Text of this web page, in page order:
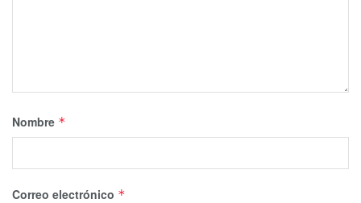
Nombre *
Correo electrónico *